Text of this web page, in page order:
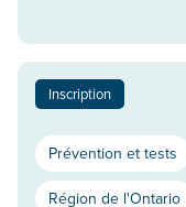
Inscription
Prévention et tests
Région de l'Ontario